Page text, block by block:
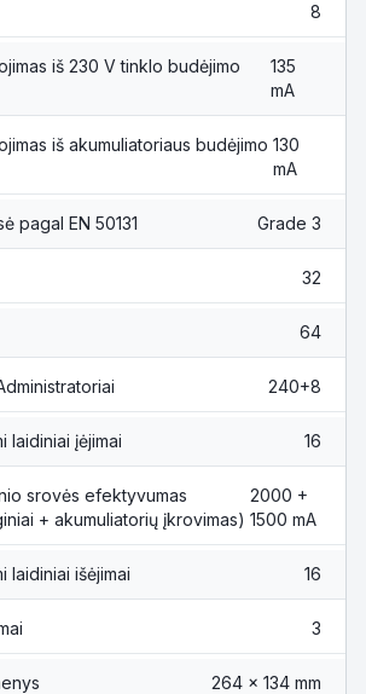
8
iš 230 V tinklo budėjimo
135
mA
iš akumuliatoriaus budėjimo 130
mA
pagal EN 50131 Grade 3
32
64
240+8
laidiniai įėjimai 16
srovės efektyvumas
+ akumuliatorių įkrovimas)
2000 +
1500 mA
laidiniai išėjimai 16
3
264 x 134 mm